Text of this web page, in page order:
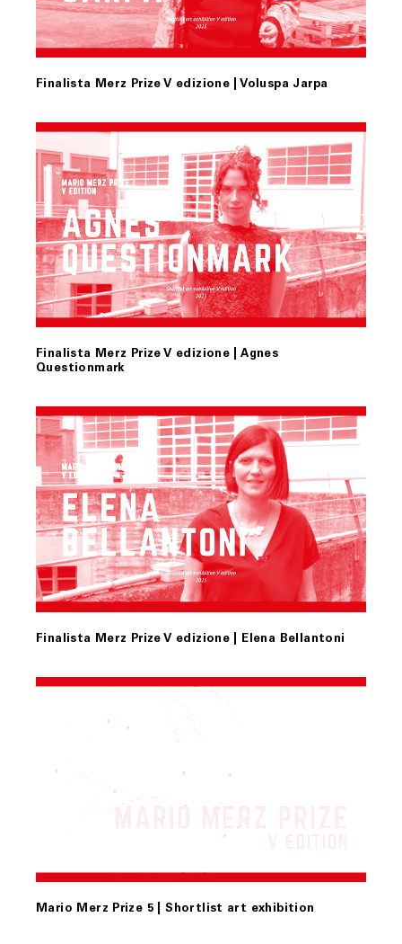
Finalista Merz Prize V edizione | Voluspa Jarpa
Finalista Merz Prize V edizione | Agnes
Questionmark
Finalista Merz Prize V edizione | Elena Bellantoni
Mario Merz Prize 5 | Shortlist art exhibition